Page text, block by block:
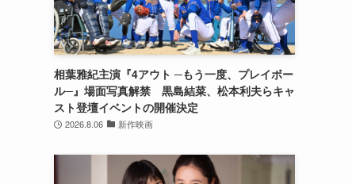
相葉雅紀主演『4アウト ─もう一度、プレイボー
ル─』場面写真解禁 黒島結菜、松本利夫らキャ
スト登壇イベントの開催決定
2026.8.06 新作映画